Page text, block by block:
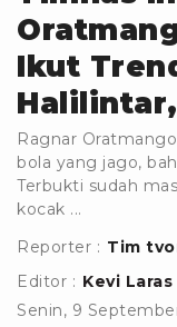
Ikut
Ragnar
bola yang jago,
Terbukti sudah
kocak ...
Reporter : Tim
Editor : Kevi Laras
Senin, 9